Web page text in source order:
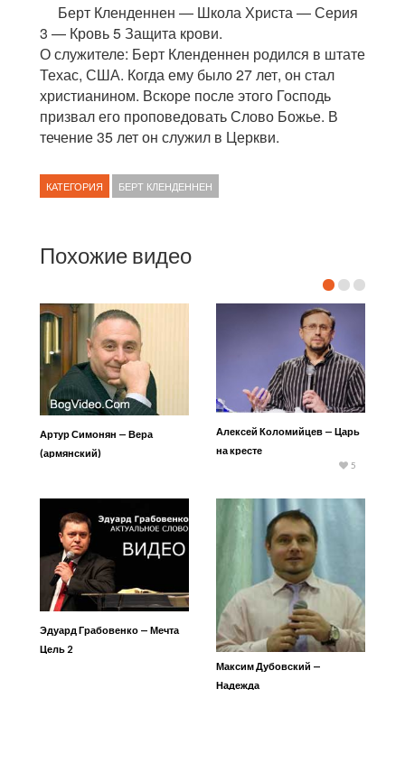
Берт Кленденнен — Школа Христа — Серия
3 — Кровь 5 Защита крови.
О служителе: Берт Кленденнен родился в штате
Техас, США. Когда ему было 27 лет, он стал
христианином. Вскоре после этого Господь
призвал его проповедовать Слово Божье. В
течение 35 лет он служил в Церкви.
КАТЕГОРИЯ БЕРТ КЛЕНДЕННЕН
Похожие видео
Артур Симонян — Вера
(армянский)
Алексей Коломийцев — Царь
на кресте
5
Эдуард Грабовенко — Мечта
Цель 2
Максим Дубовский —
Надежда